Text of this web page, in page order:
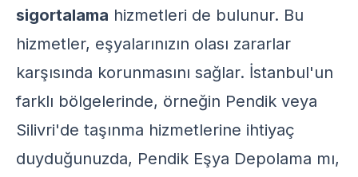
sigortalama hizmetleri de bulunur. Bu
hizmetler, eşyalarınızın olası zararlar
karşısında korunmasını sağlar. İstanbul'un
farklı bölgelerinde, örneğin Pendik veya
Silivri'de taşınma hizmetlerine ihtiyaç
duyduğunuzda, Pendik Eşya Depolama mı,